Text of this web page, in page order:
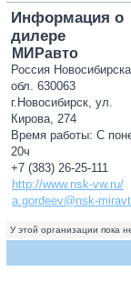
Информация о
дилере
МИРавто
Россия
обл. 630063
г.Новосибирск, ул.
Кирова, 274
Время работы: С
20ч
+7 (383) 26-25-111
http://www.nsk-vw.ru/
a.gordeev@nsk-
У этой организации пока